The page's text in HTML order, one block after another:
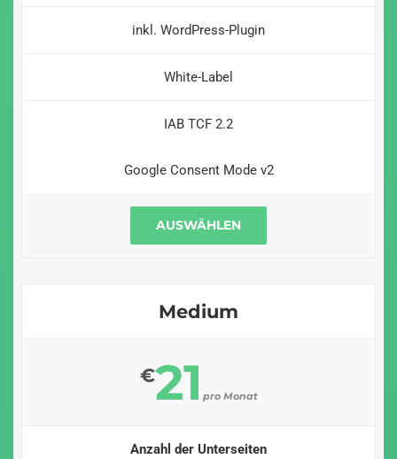
inkl. WordPress-Plugin
White-Label
IAB TCF 2.2
Google Consent Mode v2
AUSWÄHLEN
Medium
€21 pro Monat
Anzahl der Unterseiten